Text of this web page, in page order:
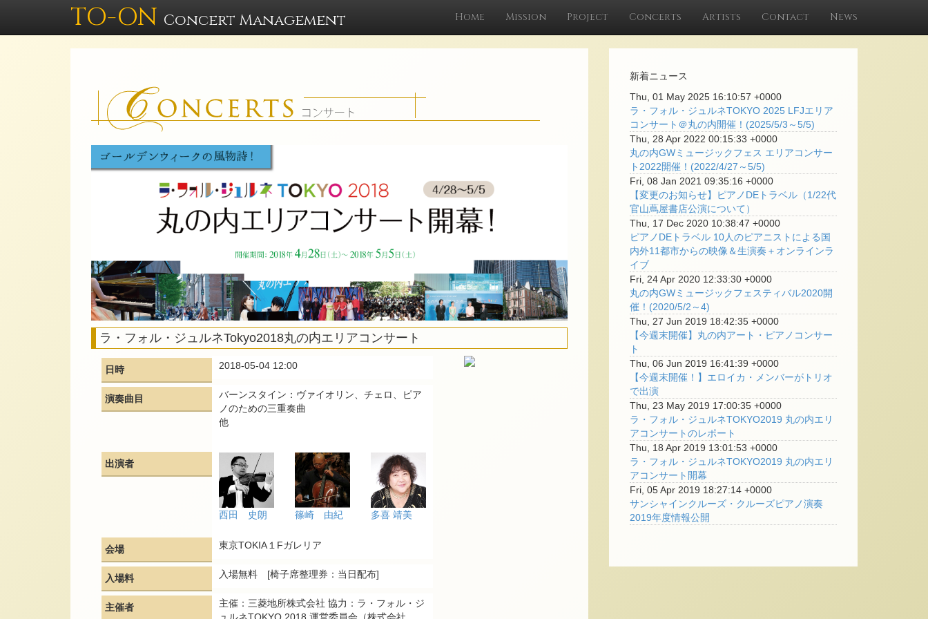
TO-ON Concert Management Home Mission Project Concerts Artists Contact News
ラ・フォル・ジュルネTokyo2018丸の内エリアコンサート
日時 2018-05-04 12:00
演奏曲目
バーンスタイン：ヴァイオリン、チェロ、ピア
ノのための三重奏曲
他
出演者
西田 史朗 篠崎 由紀 多喜 靖美
会場 東京TOKIA１Fガレリア
入場料 入場無料 [椅子席整理券：当日配布]
主催者
主催：三菱地所株式会社 協力：ラ・フォル・ジ
新着ニュース
Thu, 01 May 2025 16:10:57 +0000
ラ・フォル・ジュルネTOKYO 2025 LFJエリア
コンサート＠丸の内開催！(2025/5/3～5/5)
Thu, 28 Apr 2022 00:15:33 +0000
丸の内GWミュージックフェス エリアコンサー
ト2022開催！(2022/4/27～5/5)
Fri, 08 Jan 2021 09:35:16 +0000
【変更のお知らせ】ピアノDEトラベル（1/22代
官山蔦屋書店公演について）
Thu, 17 Dec 2020 10:38:47 +0000
ピアノDEトラベル 10人のピアニストによる国
内外11都市からの映像＆生演奏＋オンラインラ
イブ
Fri, 24 Apr 2020 12:33:30 +0000
丸の内GWミュージックフェスティバル2020開
催！(2020/5/2～4)
Thu, 27 Jun 2019 18:42:35 +0000
【今週末開催】丸の内アート・ピアノコンサー
ト
Thu, 06 Jun 2019 16:41:39 +0000
【今週末開催！】エロイカ・メンバーがトリオ
で出演
Thu, 23 May 2019 17:00:35 +0000
ラ・フォル・ジュルネTOKYO2019 丸の内エリ
アコンサートのレポート
Thu, 18 Apr 2019 13:01:53 +0000
ラ・フォル・ジュルネTOKYO2019 丸の内エリ
アコンサート開幕
Fri, 05 Apr 2019 18:27:14 +0000
サンシャインクルーズ・クルーズピアノ演奏
2019年度情報公開